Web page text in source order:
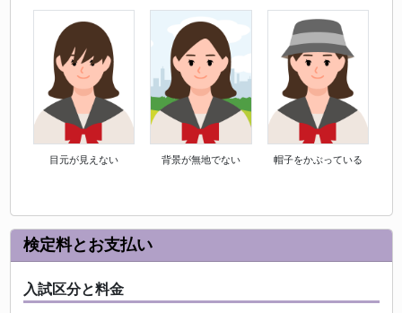
目元が見えない 背景が無地でない 帽子をかぶっている
検定料とお支払い
入試区分と料金